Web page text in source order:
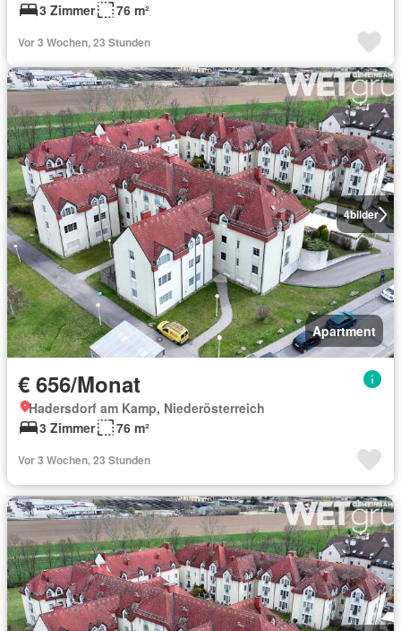
3 Zimmer
76 m²
Vor 3 Wochen, 23 Stunden
4bilder
Apartment
€ 656/Monat
Hadersdorf am Kamp, Niederösterreich
3 Zimmer
76 m²
Vor 3 Wochen, 23 Stunden